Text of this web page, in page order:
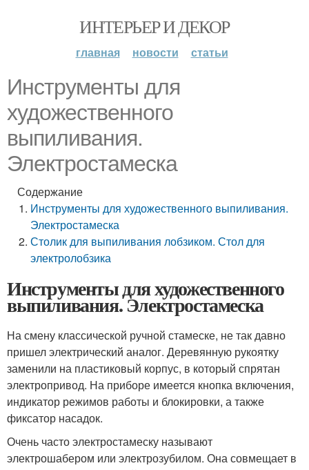
ИНТЕРЬЕР И ДЕКОР
главная новости статьи
Инструменты для
художественного
выпиливания.
Электростамеска
Содержание
Инструменты для художественного выпиливания.
Электростамеска
Столик для выпиливания лобзиком. Стол для
электролобзика
Инструменты для художественного
выпиливания. Электростамеска
На смену классической ручной стамеске, не так давно
пришел электрический аналог. Деревянную рукоятку
заменили на пластиковый корпус, в который спрятан
электропривод. На приборе имеется кнопка включения,
индикатор режимов работы и блокировки, а также
фиксатор насадок.
Очень часто электростамеску называют
электрошабером или электрозубилом. Она совмещает в